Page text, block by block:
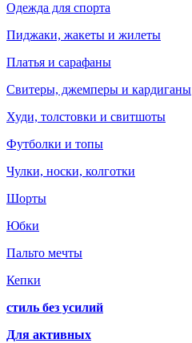
Одежда для спорта
Пиджаки, жакеты и жилеты
Платья и сарафаны
Свитеры, джемперы и кардиганы
Худи, толстовки и свитшоты
Футболки и топы
Чулки, носки, колготки
Шорты
Юбки
Пальто мечты
Кепки
стиль без усилий
Для активных